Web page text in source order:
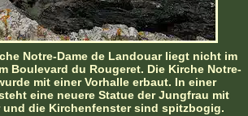
Notre-Dame de Landouar liegt nicht im
Boulevard du Rougeret. Die Kirche Notre-
mit einer Vorhalle erbaut. In einer
eine neuere Statue der Jungfrau mit
und die Kirchenfenster sind spitzbogig.